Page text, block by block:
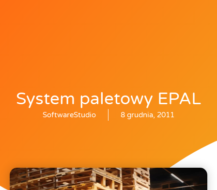
System paletowy EPAL
SoftwareStudio 8 grudnia, 2011